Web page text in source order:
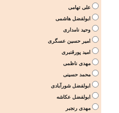
علی تهامی
ابولفضل هاشمی
وحید نامداری
امیر حسین عسگری
امید پورقنبری
مهدی ناظمی
محمد حسینی
ابولفضل شورآبادی
ابولفضل عکاشه
مهدی رنجبر